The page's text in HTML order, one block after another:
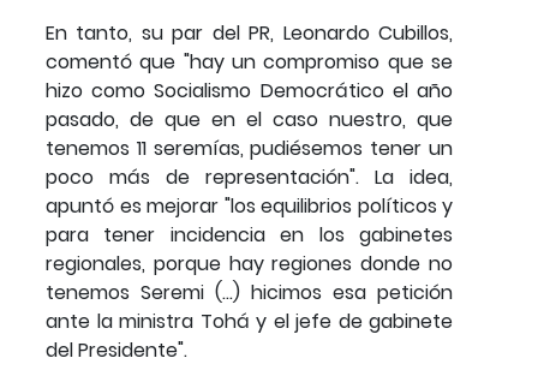
En tanto, su par del PR, Leonardo Cubillos,
comentó que "hay un compromiso que se
hizo como Socialismo Democrático el año
pasado, de que en el caso nuestro, que
tenemos 11 seremías, pudiésemos tener un
poco más de representación". La idea,
apuntó es mejorar "los equilibrios políticos y
para tener incidencia en los gabinetes
regionales, porque hay regiones donde no
tenemos Seremi (…) hicimos esa petición
ante la ministra Tohá y el jefe de gabinete
del Presidente".